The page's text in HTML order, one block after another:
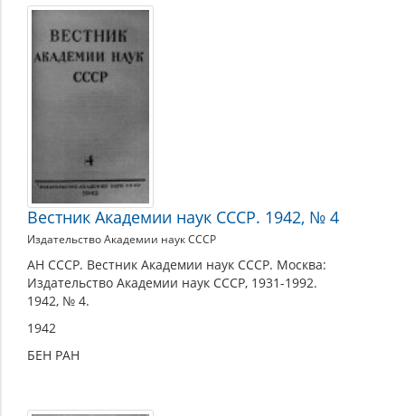
Вестник Академии наук СССР. 1942, № 4
Издательство Академии наук СССР
АН СССР. Вестник Академии наук СССР. Москва:
Издательство Академии наук СССР, 1931-1992.
1942, № 4.
1942
БЕН РАН